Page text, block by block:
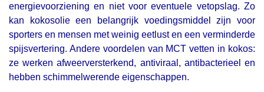
energievoorziening en niet voor eventuele vetopslag. Zo
kan kokosolie een belangrijk voedingsmiddel zijn voor
sporters en mensen met weinig eetlust en een verminderde
spijsvertering. Andere voordelen van MCT vetten in kokos:
ze werken afweerversterkend, antiviraal, antibacterieel en
hebben schimmelwerende eigenschappen.